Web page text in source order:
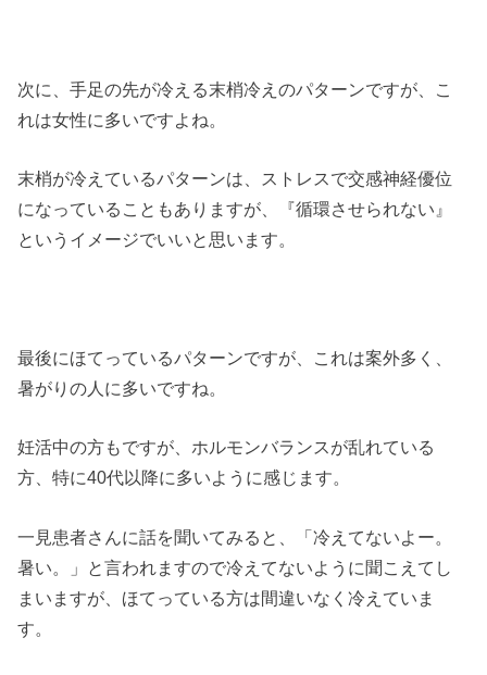
次に、手足の先が冷える末梢冷えのパターンですが、こ
れは女性に多いですよね。
末梢が冷えているパターンは、ストレスで交感神経優位
になっていることもありますが、『循環させられない』
というイメージでいいと思います。
最後にほてっているパターンですが、これは案外多く、
暑がりの人に多いですね。
妊活中の方もですが、ホルモンバランスが乱れている
方、特に40代以降に多いように感じます。
一見患者さんに話を聞いてみると、「冷えてないよー。
暑い。」と言われますので冷えてないように聞こえてし
まいますが、ほてっている方は間違いなく冷えていま
す。